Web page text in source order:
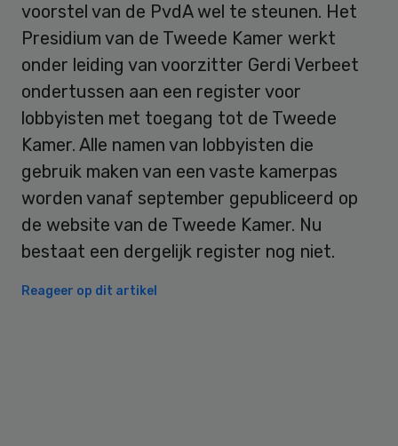
voorstel van de PvdA wel te steunen. Het
Presidium van de Tweede Kamer werkt
onder leiding van voorzitter Gerdi Verbeet
ondertussen aan een register voor
lobbyisten met toegang tot de Tweede
Kamer. Alle namen van lobbyisten die
gebruik maken van een vaste kamerpas
worden vanaf september gepubliceerd op
de website van de Tweede Kamer. Nu
bestaat een dergelijk register nog niet.
Reageer op dit artikel